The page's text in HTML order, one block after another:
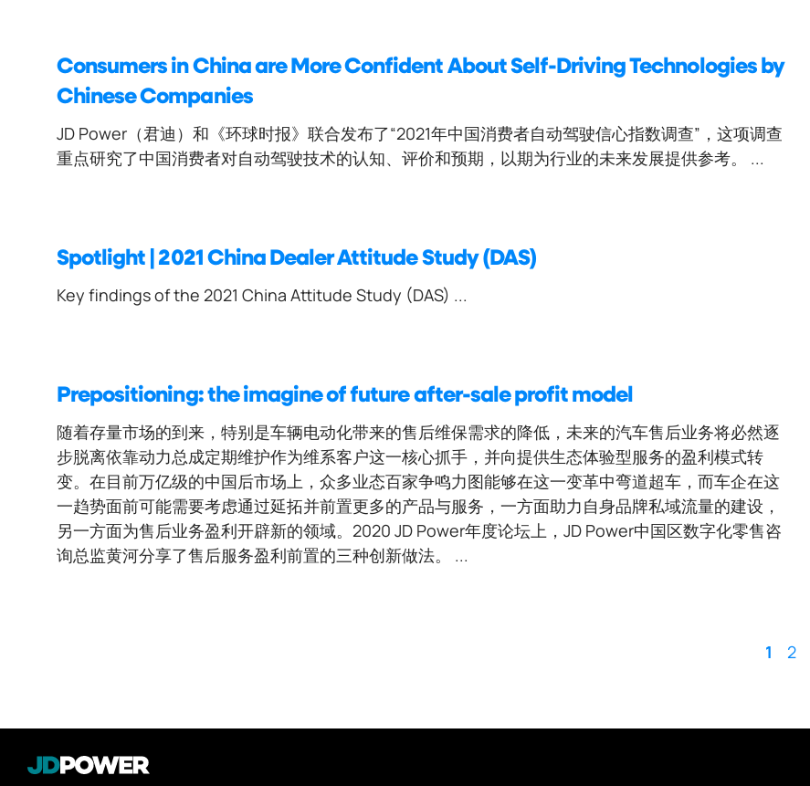
Consumers in China are More Confident About Self-Driving Technologies by
Chinese Companies
JD Power（君迪）和《环球时报》联合发布了“2021年中国消费者自动驾驶信心指数调查”，这项调查
重点研究了中国消费者对自动驾驶技术的认知、评价和预期，以期为行业的未来发展提供参考。 ...
Spotlight | 2021 China Dealer Attitude Study (DAS)
Key findings of the 2021 China Attitude Study (DAS) ...
Prepositioning: the imagine of future after-sale profit model
随着存量市场的到来，特别是车辆电动化带来的售后维保需求的降低，未来的汽车售后业务将必然逐
步脱离依靠动力总成定期维护作为维系客户这一核心抓手，并向提供生态体验型服务的盈利模式转
变。在目前万亿级的中国后市场上，众多业态百家争鸣力图能够在这一变革中弯道超车，而车企在这
一趋势面前可能需要考虑通过延拓并前置更多的产品与服务，一方面助力自身品牌私域流量的建设，
另一方面为售后业务盈利开辟新的领域。2020 JD Power年度论坛上，JD Power中国区数字化零售咨
询总监黄河分享了售后服务盈利前置的三种创新做法。 ...
1 2